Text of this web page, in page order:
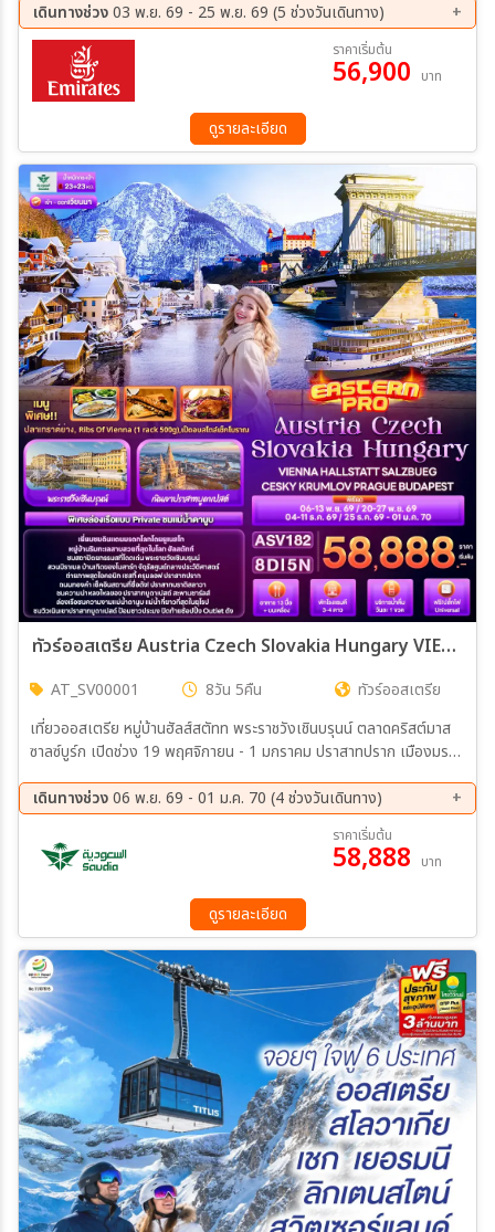
โรงละครโรมันกลางแจ้ง - ซีร์มิโอเน - ป้อมปราการโบราณ 2,000 ปี – มิ
ลาน - Serravalle OUTLET – ปราสาทสฟอร์ซา - มหาวิหารมิลาน - แกล
เลอเรีย วิตโตริโอ เอ็มมานูเอล ที่ 2
เดินทางช่วง03 พ.ย. 69 - 25 พ.ย. 69 (5 ช่วงวันเดินทาง)
03 พ.ย. 69 - 09 พ.ย. 69
11 พ.ย. 69 - 17 พ.ย. 69
12 พ.ย. 69 - 18 พ.ย. 69
13 พ.ย. 69 - 19 พ.ย. 69
19 พ.ย. 69 - 25 พ.ย. 69
ราคาเริ่มต้น
56,900 บาท
ดูรายละเอียด
ทัวร์ออสเตรีย Austria Czech Slovakia Hungary VIENNA HALLSTATT SALZBUEG CESKY KRUMLOV PRAGUE BUDAPEST 8วัน 5คืน (SV)
AT_SV00001 8วัน 5คืน
ทัวร์ออสเตรีย
เที่ยวออสเตรีย หมู่บ้านฮัลส์สตัทท พระราชวังเชินบรุนน์ ตลาดคริสต์มาส
ซาลซ์บูร์ก เปิดช่วง 19 พฤศจิกายน - 1 มกราคม ปราสาทปราก เมืองมร
ดาราศาสตร์
เดินทางช่วง06 พ.ย. 69 - 01 ม.ค. 70 (4 ช่วงวันเดินทาง)
20 พ.ย. 69 - 27 พ.ย. 69
04 ธ.ค. 69 - 11 ธ.ค. 69
25 ธ.ค. 69 - 01 ม.ค. 70
ราคาเริ่มต้น
58,888 บาท
ดูรายละเอียด